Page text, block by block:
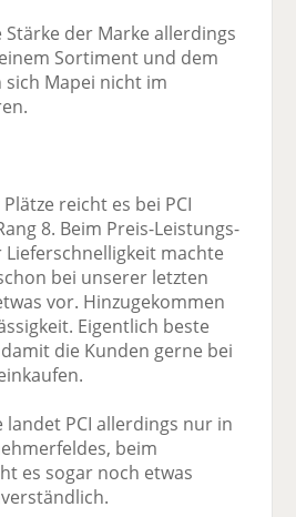
der Marke allerdings
Sortiment und dem
Mapei nicht im
reicht es bei PCI
8. Beim Preis-Leistungs-
machte
bei unserer letzten
vor. Hinzugekommen
Eigentlich beste
die Kunden gerne bei
landet PCI allerdings nur in
beim
es sogar noch etwas